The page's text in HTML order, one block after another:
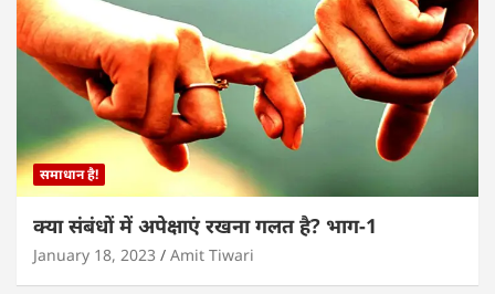
समाधान है!
क्या संबंधों में अपेक्षाएं रखना गलत है? भाग-1
January 18, 2023 Amit Tiwari